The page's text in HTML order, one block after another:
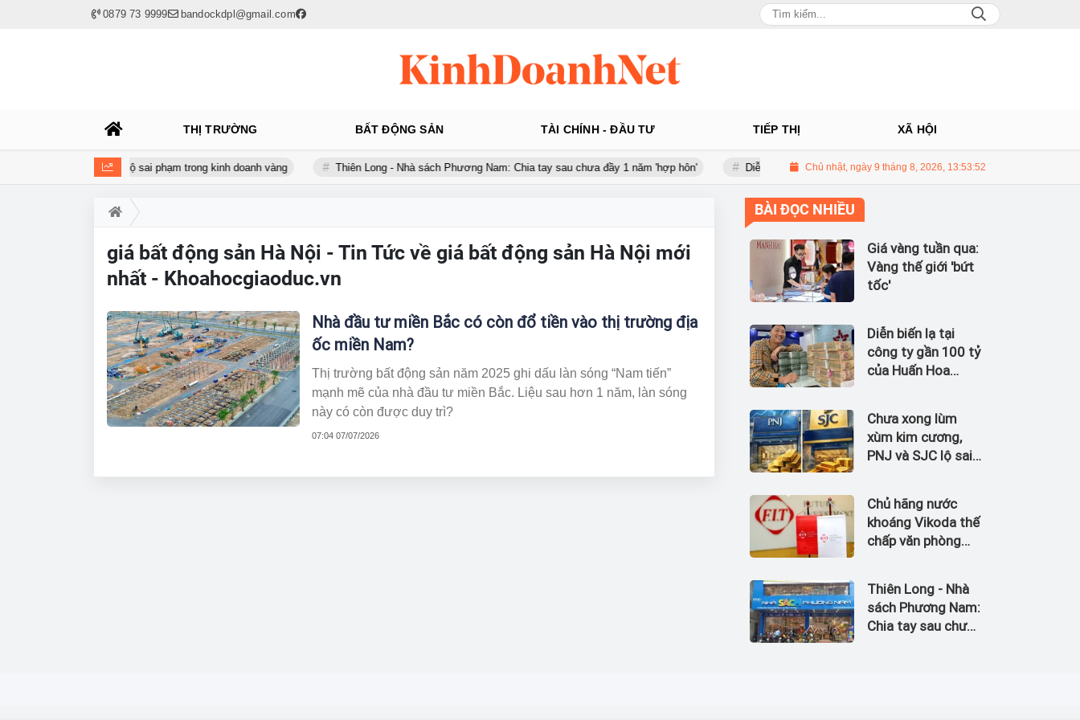
0879 73 9999 bandockdpl@gmail.com
THỊ TRƯỜNG BẤT ĐỘNG SẢN TÀI CHÍNH - ĐẦU TƯ TIẾP THỊ XÃ HỘI
cương, PNJ và SJC lộ sai phạm trong kinh doanh vàng Thiên Long - Nhà sách Phương Nam: Chia tay sau chưa đầy 1 năm 'hợp hôn' Diễn biến lạ tại công ty gần 100 tỷ của Huấn Hoa Hồng
Chủ nhật, ngày 9 tháng 8, 2026, 13:53:52
giá bất động sản Hà Nội - Tin Tức về giá bất động sản Hà Nội mới
nhất - Khoahocgiaoduc.vn
Nhà đầu tư miền Bắc có còn đổ tiền vào thị trường địa
ốc miền Nam?
Thị trường bất động sản năm 2025 ghi dấu làn sóng “Nam tiến”
mạnh mẽ của nhà đầu tư miền Bắc. Liệu sau hơn 1 năm, làn sóng
này có còn được duy trì?
07:04 07/07/2026
BÀI ĐỌC NHIỀU
Giá vàng tuần qua:
Vàng thế giới 'bứt
tốc'
Diễn biến lạ tại
công ty gần 100 tỷ
của Huấn Hoa
Chưa xong lùm
xùm kim cương,
PNJ và SJC lộ sai
doanh vàng
Chủ hãng nước
khoáng Vikoda thế
chấp văn phòng
doanh thua lỗ
Thiên Long - Nhà
sách Phương Nam:
Chia tay sau chưa